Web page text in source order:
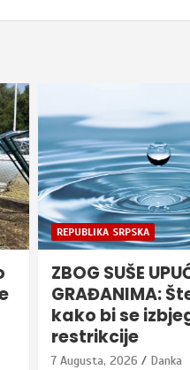
UPUĆEN APEL
Štedite vodu
izbjegle
Danka